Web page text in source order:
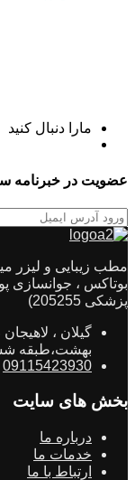
مارا دنبال کنید
عضویت در خبرنامه
مطب زیبایی و لیزر
بوتاکس ، جوانسازی
پزشکی 205255)
بهشت،طبقه
09115423930
بخش های سایت
درباره ما
خدمات ما
ارتباط با ما